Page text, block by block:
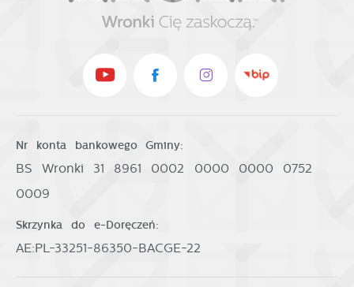
Nr konta bankowego Gminy:
BS Wronki 31 8961 0002 0000 0000 0752
0009
Skrzynka do e-Doręczeń:
AE:PL-33251-86350-BACGE-22